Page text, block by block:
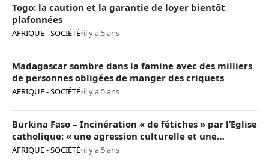
Togo: la caution et la garantie de loyer bientôt
plafonnées
AFRIQUE - SOCIÉTÉ•il y a 5 ans
Madagascar sombre dans la famine avec des milliers
de personnes obligées de manger des criquets
AFRIQUE - SOCIÉTÉ•il y a 5 ans
Burkina Faso – Incinération « de fétiches » par l’Eglise
catholique: « une agression culturelle et une
provocation de trop »
AFRIQUE - SOCIÉTÉ•il y a 5 ans